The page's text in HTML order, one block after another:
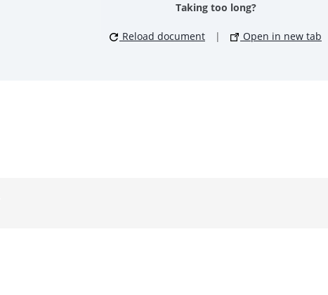
Taking too long?
Reload document | Open in new tab